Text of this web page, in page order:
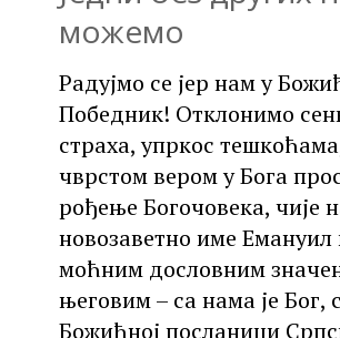
можемо
Радујмо се јер нам у
Победник! Отклонимо
страха, упркос
чврстом вером у Бога
рођење Богочовека, чије
новозаветно име Емануил
моћним дословним
његовим – са нама је Бог,
Божићној посланици